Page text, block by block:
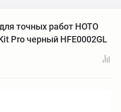
точных работ HOTO
Pro черный HFE0002GL